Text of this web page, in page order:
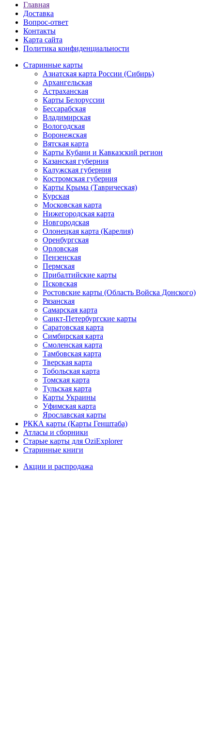
Главная
Доставка
Вопрос-ответ
Контакты
Карта сайта
Политика конфиденциальности
Старинные карты
Азиатская карта России (Сибирь)
Архангельская
Астраханская
Карты Белоруссии
Бессарабская
Владимирская
Вологодская
Воронежская
Вятская карта
Карты Кубани и Кавказский регион
Казанская губерния
Калужская губерния
Костромская губерния
Карты Крыма (Таврическая)
Курская
Московская карта
Нижегородская карта
Новгородская
Олонецкая карта (Карелия)
Оренбургская
Орловская
Пензенская
Пермская
Прибалтийские карты
Псковская
Ростовские карты (Область Войска Донского)
Рязанская
Самарская карта
Санкт-Петербургские карты
Саратовская карта
Симбирская карта
Смоленская карта
Тамбовская карта
Тверская карта
Тобольская карта
Томская карта
Тульская карта
Карты Украины
Уфимская карта
Ярославская карты
РККА карты (Карты Генштаба)
Атласы и сборники
Старые карты для OziExplorer
Старинные книги
Акции и распродажа